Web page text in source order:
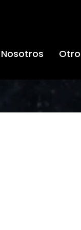
Nosotros